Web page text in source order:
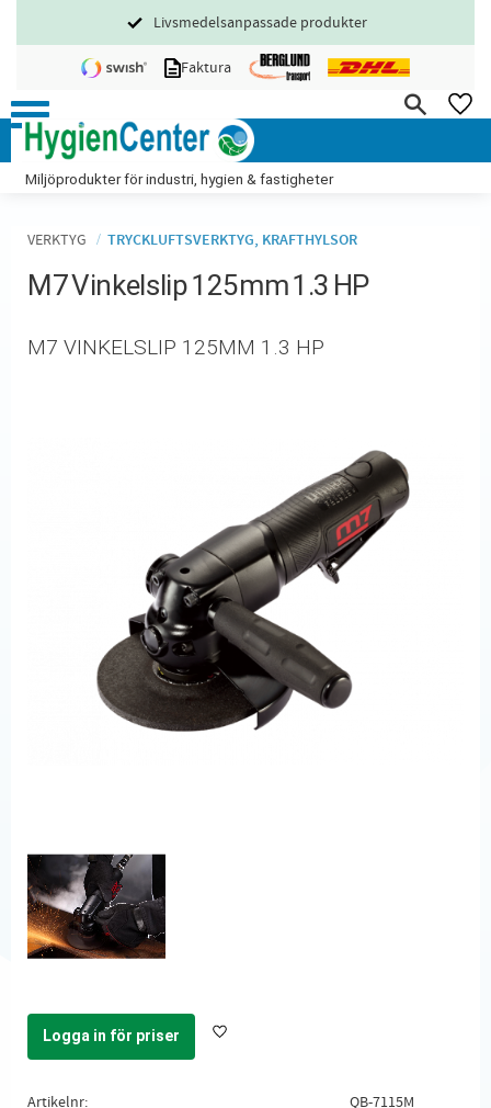
Meny
Livsmedelsanpassade produkter
Faktura
Miljöprodukter för industri, hygien & fastigheter
VERKTYG TRYCKLUFTSVERKTYG, KRAFTHYLSOR
M7 Vinkelslip 125mm 1.3 HP
M7 VINKELSLIP 125MM 1.3 HP
Logga in för priser Lägg till i favoriter
Artikelnr QB-7115M